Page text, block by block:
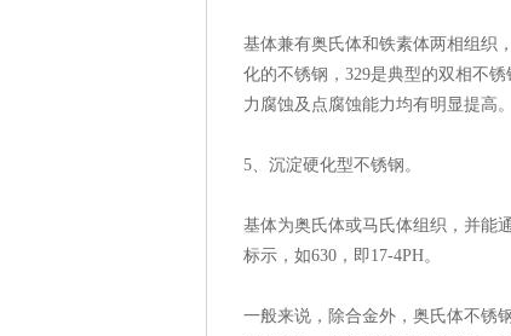
基体兼有奥氏体和铁素体两相组织
化的不锈钢，329是典型的双相不
力腐蚀及点腐蚀能力均有明显提高。
5、沉淀硬化型不锈钢。
基体为奥氏体或马氏体组织，并能
标示，如630，即17-4PH。
一般来说，除合金外，奥氏体不锈